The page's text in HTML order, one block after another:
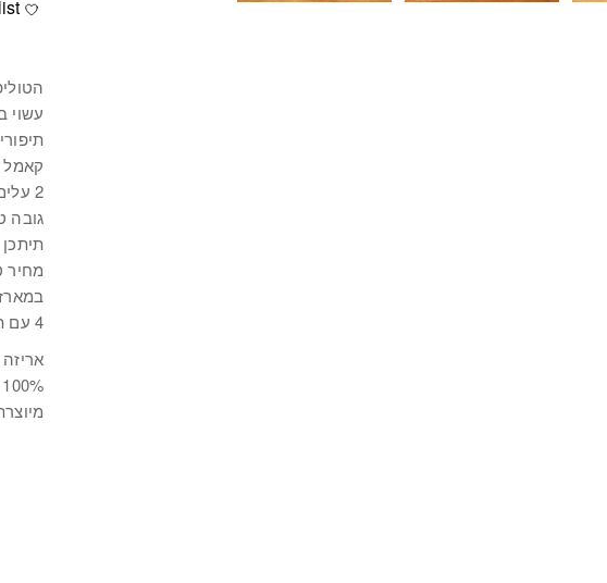
עשוי בד
קאמל
2 עלים עם חוטי ברזל על כל טוליפ – לעיצוב עצמי
גובה
מחיר
במארז
4 עם תיפורים בצבע קאמל / 3 עם תיפורים בצבע לבן
100% clear pvc